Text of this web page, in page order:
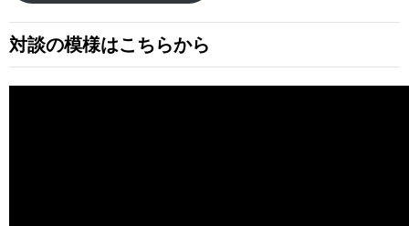
対談の模様はこちらから